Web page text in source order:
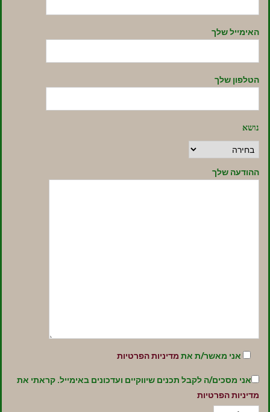
האימייל שלך
הטלפון שלך
נושא
ההודעה שלך
אני מאשר/ת את מדיניות הפרטיות
אני מסכים/ה לקבל תכנים שיווקיים ועדכונים באימייל. קראתי את
מדיניות הפרטיות